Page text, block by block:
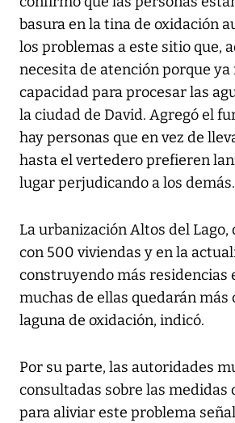
basura en la tina de oxidación
los problemas a este sitio que,
necesita de atención porque ya
capacidad para procesar las
la ciudad de David. Agregó el
hay personas que en vez de
hasta el vertedero prefieren
lugar perjudicando a los demás.
La urbanización Altos del Lago,
con 500 viviendas y en la
construyendo más residencias
muchas de ellas quedarán más
laguna de oxidación, indicó.
Por su parte, las autoridades
consultadas sobre las medidas
para aliviar este problema